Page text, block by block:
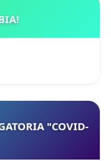
"COVID-